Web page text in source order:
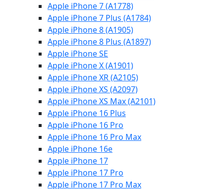
Apple iPhone 7 (A1778)
Apple iPhone 7 Plus (A1784)
Apple iPhone 8 (A1905)
Apple iPhone 8 Plus (A1897)
Apple iPhone SE
Apple iPhone X (A1901)
Apple iPhone XR (A2105)
Apple iPhone XS (A2097)
Apple iPhone XS Max (A2101)
Apple iPhone 16 Plus
Apple iPhone 16 Pro
Apple iPhone 16 Pro Max
Apple iPhone 16e
Apple iPhone 17
Apple iPhone 17 Pro
Apple iPhone 17 Pro Max